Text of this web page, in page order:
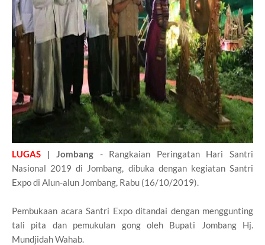
LUGAS | Jombang - Rangkaian Peringatan Hari Santri
Nasional 2019 di Jombang, dibuka dengan kegiatan Santri
Expo di Alun-alun Jombang, Rabu (16/10/2019).
Pembukaan acara Santri Expo ditandai dengan menggunting
tali pita dan pemukulan gong oleh Bupati Jombang Hj.
Mundjidah Wahab.